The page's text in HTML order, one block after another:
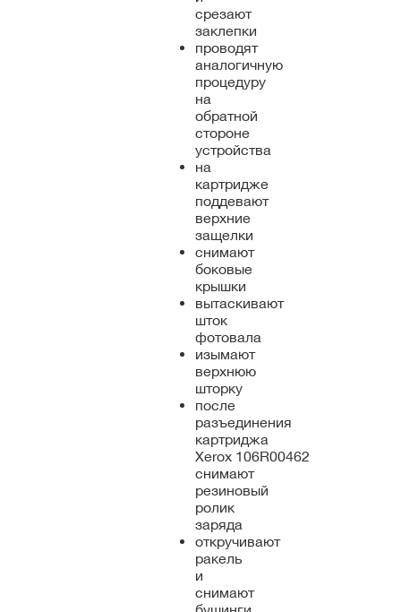
срезают
заклепки
проводят
аналогичную
процедуру
на
обратной
стороне
устройства
на
картридже
поддевают
верхние
защелки
снимают
боковые
крышки
вытаскивают
шток
фотовала
изымают
верхнюю
шторку
после
разъединения
картриджа
Xerox 106R00462
снимают
резиновый
ролик
заряда
откручивают
ракель
и
снимают